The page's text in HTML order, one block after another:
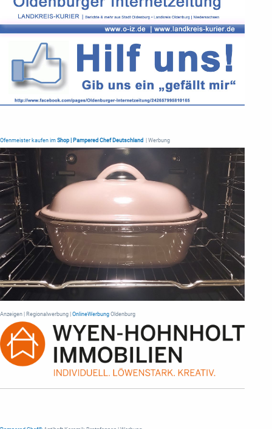
Ofenmeister kaufen im Shop | Pampered Chef Deutschland | Werbung
Anzeigen | Regionalwerbung | OnlineWerbung Oldenburg